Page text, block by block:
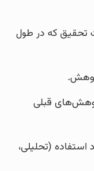
تحقیق که در طول
قبلی
(تحلیلی،